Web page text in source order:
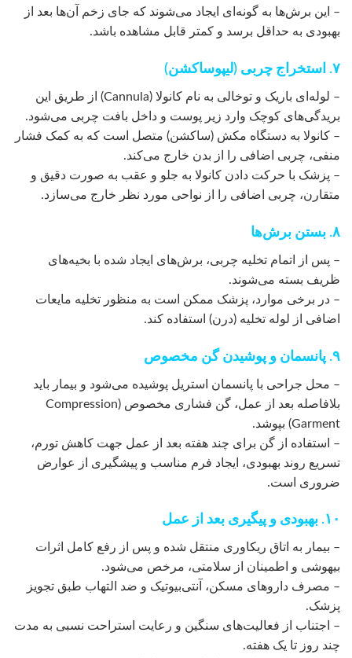
– این برش‌ها به گونه‌ای ایجاد می‌شوند که جای زخم آن‌ها بعد از
بهبودی به حداقل برسد و کمتر قابل مشاهده باشد.
۷. استخراج چربی (لیپوساکشن)
– لوله‌ای باریک و توخالی به نام کانولا (Cannula) از طریق این
بریدگی‌های کوچک وارد زیر پوست و داخل بافت چربی می‌شود.
– کانولا به دستگاه مکش (ساکشن) متصل است که به کمک فشار
منفی، چربی اضافی را از بدن خارج می‌کند.
– پزشک با حرکت دادن کانولا به جلو و عقب به صورت دقیق و
متقارن، چربی اضافی را از نواحی مورد نظر خارج می‌سازد.
۸. بستن برش‌ها
– پس از اتمام تخلیه چربی، برش‌های ایجاد شده با بخیه‌های
ظریف بسته می‌شوند.
– در برخی موارد، پزشک ممکن است به منظور تخلیه مایعات
اضافی از لوله تخلیه (درن) استفاده کند.
۹. پانسمان و پوشیدن گن مخصوص
– محل جراحی با پانسمان استریل پوشیده می‌شود و بیمار باید
بلافاصله بعد از عمل، گن فشاری مخصوص (Compression
Garment) بپوشد.
– استفاده از گن برای چند هفته بعد از عمل جهت کاهش تورم،
تسریع روند بهبودی، ایجاد فرم مناسب و پیشگیری از عوارض
ضروری است.
۱۰. بهبودی و پیگیری بعد از عمل
– بیمار به اتاق ریکاوری منتقل شده و پس از رفع کامل اثرات
بیهوشی و اطمینان از سلامتی، مرخص می‌شود.
– مصرف داروهای مسکن، آنتی‌بیوتیک و ضد التهاب طبق تجویز
پزشک.
– اجتناب از فعالیت‌های سنگین و رعایت استراحت نسبی به مدت
چند روز تا یک هفته.